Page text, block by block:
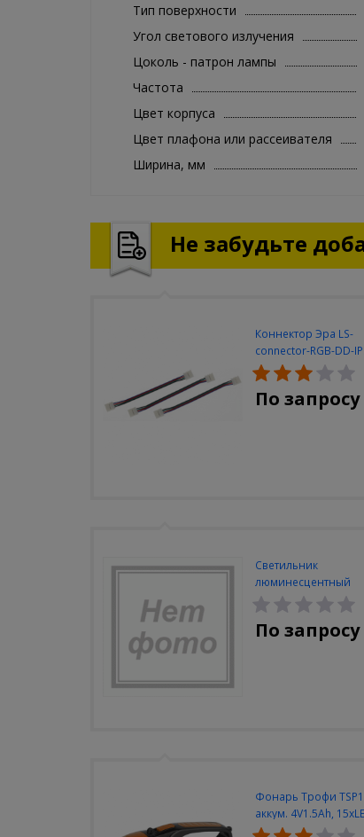
Тип поверхности
Угол светового излучения
Цоколь - патрон лампы
Частота
Цвет корпуса
Цвет плафона или рассеивателя
Ширина, мм
Не забудьте
Коннектор Эра LS-
connector-RGB-DD-
(3шт/уп)
По запросу
Светильник
люминесцентный
Navigator NEL-A2-
840/WH
По запросу
Фонарь Трофи
аккум. 4V1.5Ah,
вилка 220V